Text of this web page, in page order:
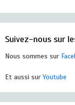
Suivez-nous sur
Nous sommes sur
Et aussi surYoutube